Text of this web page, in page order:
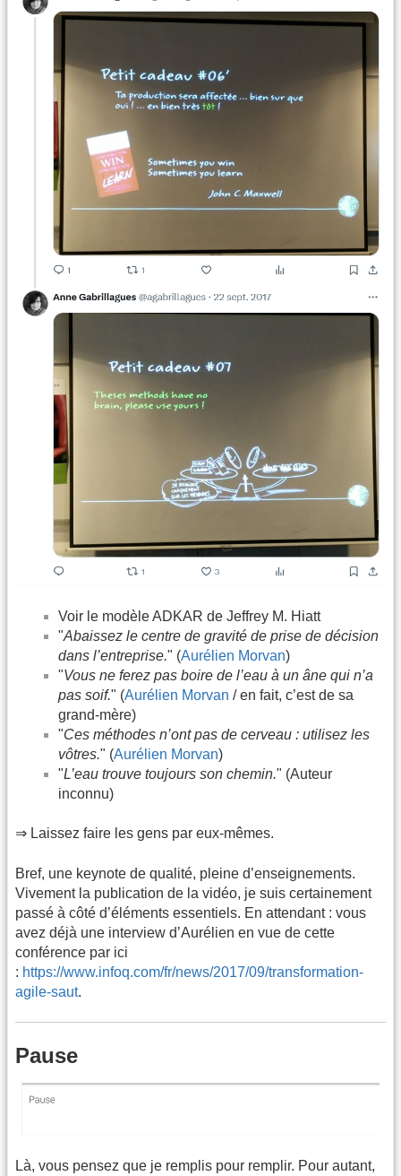
Voir le modèle ADKAR de Jeffrey M. Hiatt
"Abaissez le centre de gravité de prise de décision
dans l’entreprise." (Aurélien Morvan)
"Vous ne ferez pas boire de l’eau à un âne qui n’a
pas soif." (Aurélien Morvan / en fait, c’est de sa
grand-mère)
"Ces méthodes n’ont pas de cerveau : utilisez les
vôtres." (Aurélien Morvan)
"L’eau trouve toujours son chemin." (Auteur
inconnu)
⇒ Laissez faire les gens par eux-mêmes.
Bref, une keynote de qualité, pleine d’enseignements.
Vivement la publication de la vidéo, je suis certainement
passé à côté d’éléments essentiels. En attendant : vous
avez déjà une interview d’Aurélien en vue de cette
conférence par ici
: https://www.infoq.com/fr/news/2017/09/transformation-
agile-saut.
Pause
Là, vous pensez que je remplis pour remplir. Pour autant,